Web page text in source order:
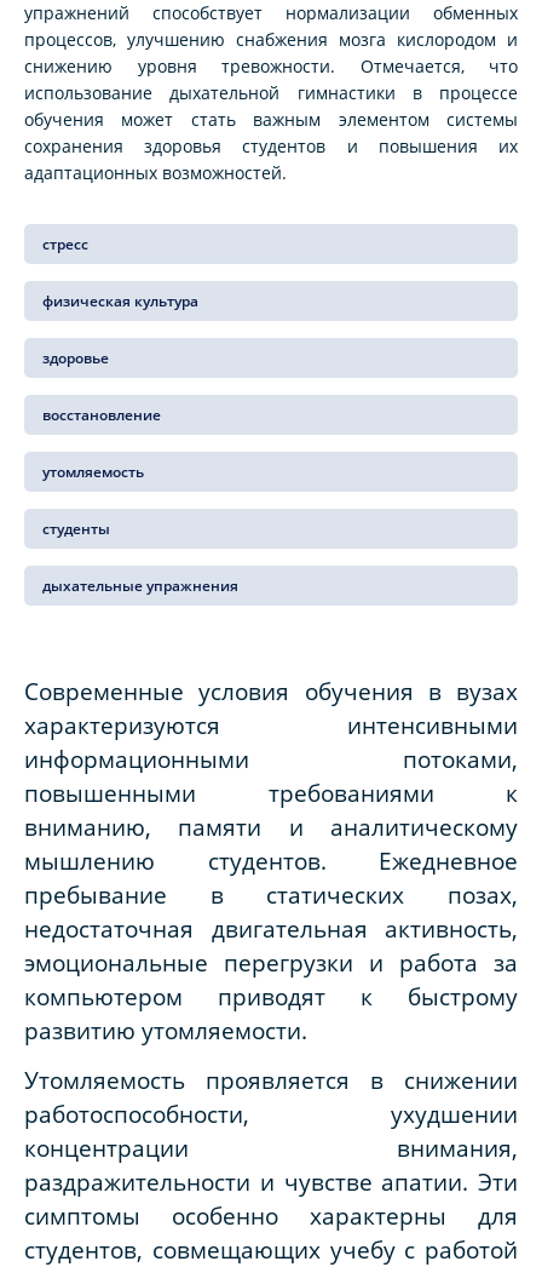
упражнений способствует нормализации обменных
процессов, улучшению снабжения мозга кислородом и
снижению уровня тревожности. Отмечается, что
использование дыхательной гимнастики в процессе
обучения может стать важным элементом системы
сохранения здоровья студентов и повышения их
адаптационных возможностей.
стресс
физическая культура
здоровье
восстановление
утомляемость
студенты
дыхательные упражнения
Современные условия обучения в вузах
характеризуются интенсивными
информационными потоками,
повышенными требованиями к
вниманию, памяти и аналитическому
мышлению студентов. Ежедневное
пребывание в статических позах,
недостаточная двигательная активность,
эмоциональные перегрузки и работа за
компьютером приводят к быстрому
развитию утомляемости.
Утомляемость проявляется в снижении
работоспособности, ухудшении
концентрации внимания,
раздражительности и чувстве апатии. Эти
симптомы особенно характерны для
студентов, совмещающих учебу с работой